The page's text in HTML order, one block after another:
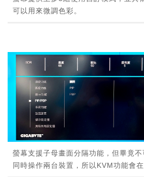
可以用來微調色彩。
螢幕支援子母畫面分隔功能，但畢竟
同時操作兩台裝置，所以KVM功能會在